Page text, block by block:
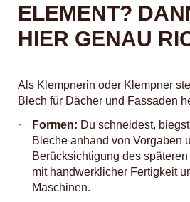
ELEMENT?
HIER GENAU
Als Klempnerin oder Klempner
Blech für Dächer und Fassaden
Formen: Du schneidest,
Bleche anhand von Vorgaben
Berücksichtigung des
mit handwerklicher Fertigkeit
Maschinen.